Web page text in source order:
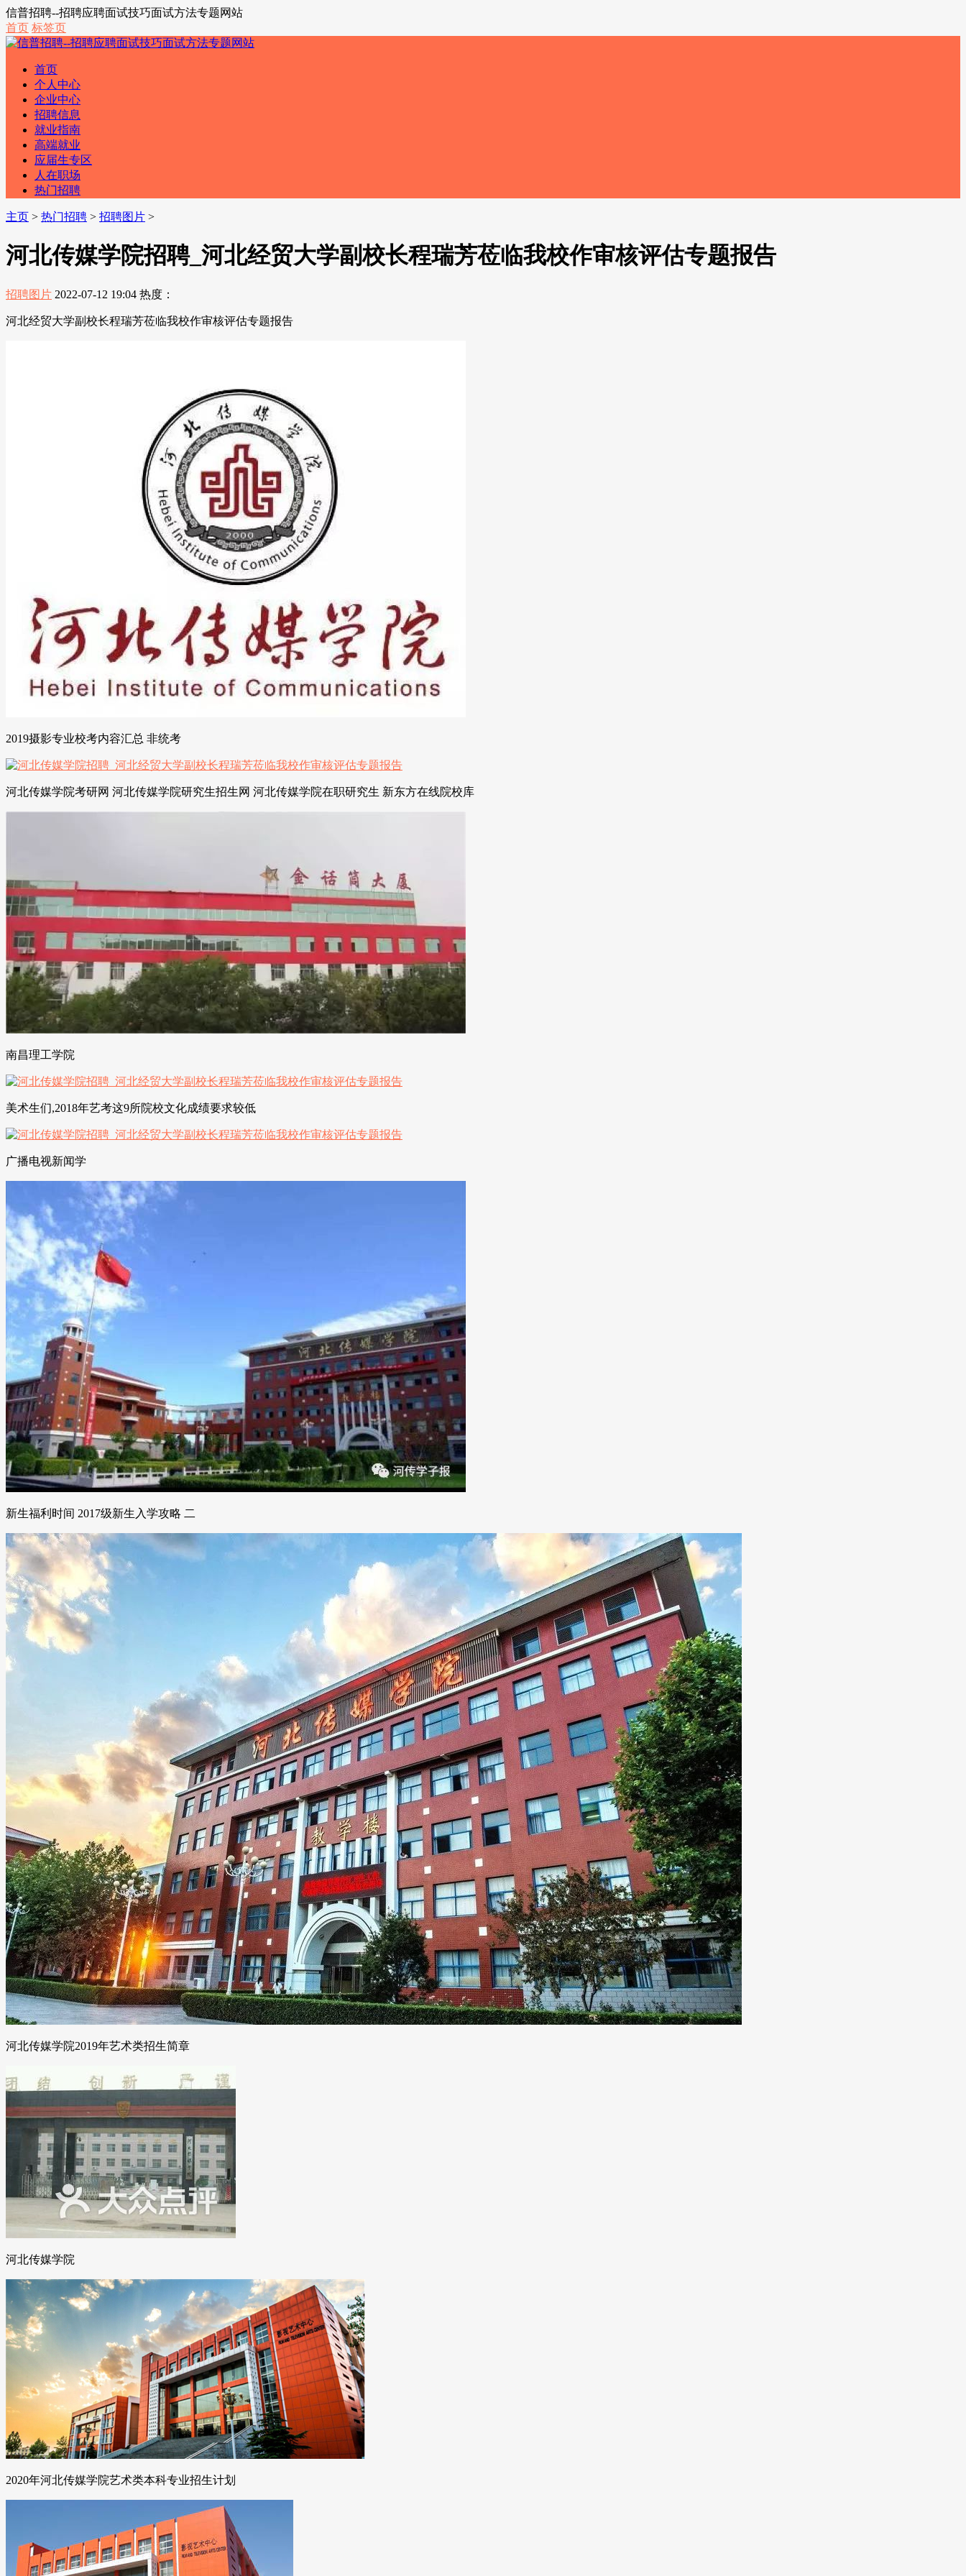
信普招聘--招聘应聘面试技巧面试方法专题网站
首页 标签页
首页
个人中心
企业中心
招聘信息
就业指南
高端就业
应届生专区
人在职场
热门招聘
主页 > 热门招聘 > 招聘图片 >
河北传媒学院招聘_河北经贸大学副校长程瑞芳莅临我校作审核评估专题报告
招聘图片 2022-07-12 19:04 热度：
河北经贸大学副校长程瑞芳莅临我校作审核评估专题报告
2019摄影专业校考内容汇总 非统考
河北传媒学院考研网 河北传媒学院研究生招生网 河北传媒学院在职研究生 新东方在线院校库
南昌理工学院
美术生们,2018年艺考这9所院校文化成绩要求较低
广播电视新闻学
新生福利时间 2017级新生入学攻略 二
河北传媒学院2019年艺术类招生简章
河北传媒学院
2020年河北传媒学院艺术类本科专业招生计划